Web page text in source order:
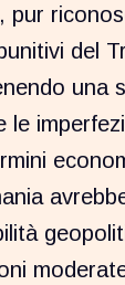
pur
del
una
le